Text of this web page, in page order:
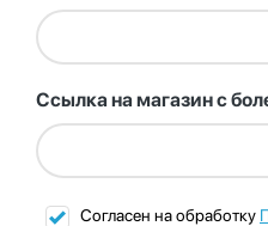
Ссылка на магазин с
Согласен на обработку